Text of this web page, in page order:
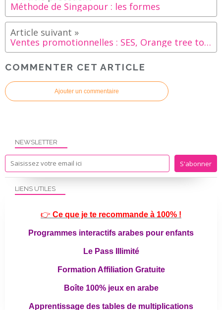
Méthode de Singapour : les formes
Ventes promotionnelles : SES, Orange tree toys, Colorbaby...
COMMENTER CET ARTICLE
Ajouter un commentaire
NEWSLETTER
LIENS UTILES
👉 Ce que je te recommande à 100% !
Programmes interactifs arabes pour enfants
Le Pass Illimité
Formation Affiliation Gratuite
Boîte 100% jeux en arabe
Apprentissage des tables de multiplications